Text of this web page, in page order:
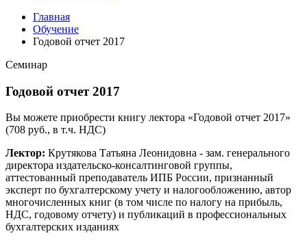
Главная
Обучение
Годовой отчет 2017
Семинар
Годовой отчет 2017
Вы можете приобрести книгу лектора «Годовой отчет 2017»
(708 руб., в т.ч. НДС)
Лектор: Крутякова Татьяна Леонидовна - зам. генерального
директора издательско-консалтинговой группы,
аттестованный преподаватель ИПБ России, признанный
эксперт по бухгалтерскому учету и налогообложению, автор
многочисленных книг (в том числе по налогу на прибыль,
НДС, годовому отчету) и публикаций в профессиональных
бухгалтерских изданиях